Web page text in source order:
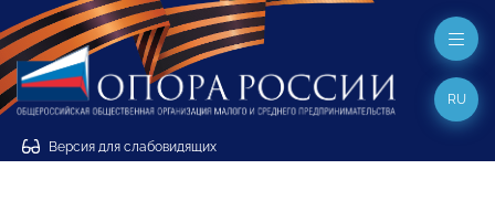
Версия для слабовидящих
RU